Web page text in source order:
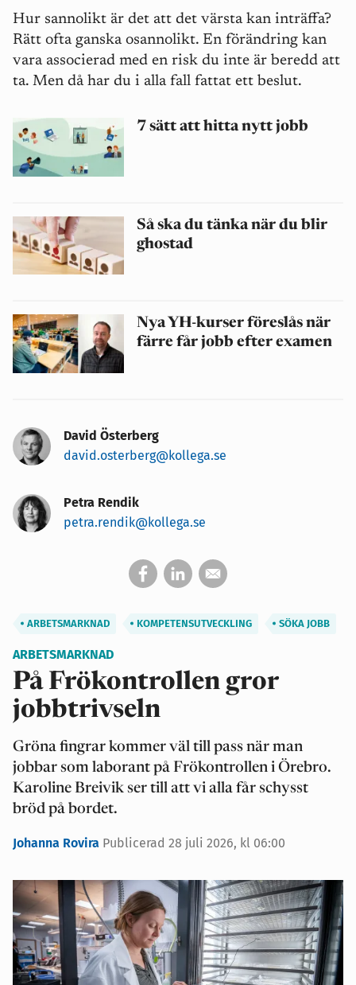
Hur sannolikt är det att det värsta kan inträffa?
Rätt ofta ganska osannolikt. En förändring kan
vara associerad med en risk du inte är beredd att
ta. Men då har du i alla fall fattat ett beslut.
7 sätt att hitta nytt jobb
Så ska du tänka när du blir
ghostad
Nya YH-kurser föreslås när
färre får jobb efter examen
David Österberg
david.osterberg@kollega.se
Petra Rendik
petra.rendik@kollega.se
ARBETSMARKNAD KOMPETENSUTVECKLING SÖKA JOBB
ARBETSMARKNAD
På Frökontrollen gror
jobbtrivseln
Gröna fingrar kommer väl till pass när man
jobbar som laborant på Frökontrollen i Örebro.
Karoline Breivik ser till att vi alla får schysst
bröd på bordet.
Johanna Rovira Publicerad 28 juli 2026, kl 06:00